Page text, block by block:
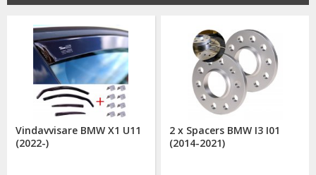
Vindavvisare BMW X1 U11
(2022-)
2 x Spacers BMW I3 I01
(2014-2021)